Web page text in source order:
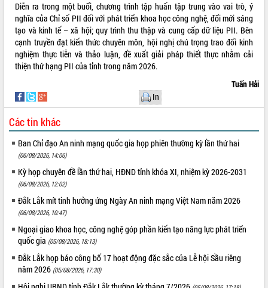
Diễn ra trong một buổi, chương trình tập huấn tập trung vào vai trò, ý
nghĩa của Chỉ số PII đối với phát triển khoa học công nghệ, đổi mới sáng
tạo và kinh tế – xã hội; quy trình thu thập và cung cấp dữ liệu PII. Bên
cạnh truyền đạt kiến thức chuyên môn, hội nghị chú trọng trao đổi kinh
nghiệm thực tiễn và thảo luận, đề xuất giải pháp thiết thực nhằm cải
thiện thứ hạng PII của tỉnh trong năm 2026.
Tuấn Hải
In
Các tin khác
Ban Chỉ đạo An ninh mạng quốc gia họp phiên thường kỳ lần thứ hai
(06/08/2026, 14:06)
Kỳ họp chuyên đề lần thứ hai, HĐND tỉnh khóa XI, nhiệm kỳ 2026-2031
(06/08/2026, 12:02)
Đắk Lắk mít tinh hưởng ứng Ngày An ninh mạng Việt Nam năm 2026
(06/08/2026, 10:47)
Ngoại giao khoa học, công nghệ góp phần kiến tạo năng lực phát triển
quốc gia (05/08/2026, 18:13)
Đắk Lắk họp báo công bố 17 hoạt động đặc sắc của Lễ hội Sầu riêng
năm 2026 (05/08/2026, 17:30)